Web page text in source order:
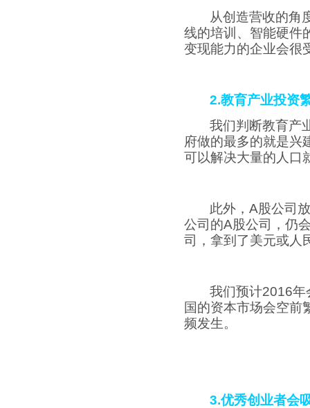
从创造营收的角
线的培训、智能硬件
变现能力的企业会很
2.教育产业投资
我们判断教育产
府做的最多的就是兴
可以解决大量的人口
此外，A股公司
公司的A股公司，仍
司，拿到了美元或人
我们预计2016年
国的资本市场会空前
频发生。
3.优秀创业者会